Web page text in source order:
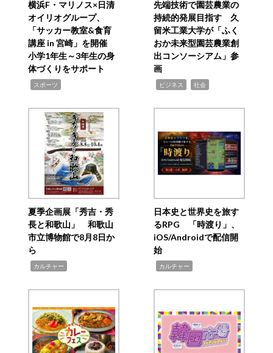
横浜F・マリノス×日清
オイリオグループ、
「サッカー教室&食育
講座 in 宮崎」を開催
小学1年生～3年生の身
体づくりをサポート
スポーツ
先端技術で園芸農業の
持続的発展目指す 久
留米工業大学が「ふく
おか未来型園芸農業創
出コンソーシアム」参
画
ビジネス 社会
夏季企画展「秀吉・秀
長と和歌山」 和歌山
市立博物館で8月8日か
ら
カルチャー
日本史と世界史を旅す
るRPG 「時渡り」、
iOS/Androidで配信開
始
カルチャー